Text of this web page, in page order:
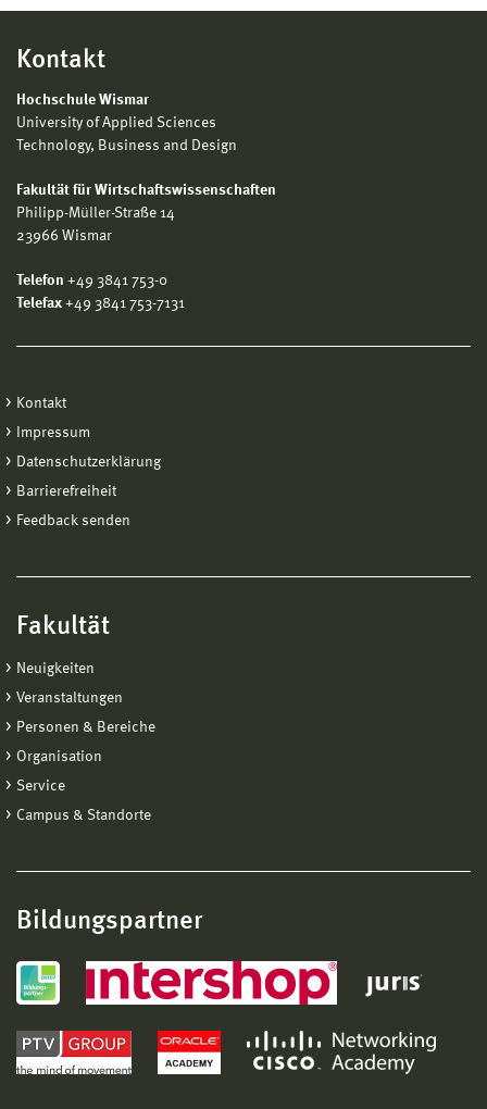
Kontakt
Hochschule Wismar
University of Applied Sciences
Technology, Business and Design
Fakultät für Wirtschaftswissenschaften
Philipp-Müller-Straße 14
23966 Wismar
Telefon +49 3841 753-0
Telefax +49 3841 753-7131
Kontakt
Impressum
Datenschutzerklärung
Barrierefreiheit
Feedback senden
Fakultät
Neuigkeiten
Veranstaltungen
Personen & Bereiche
Organisation
Service
Campus & Standorte
Bildungspartner